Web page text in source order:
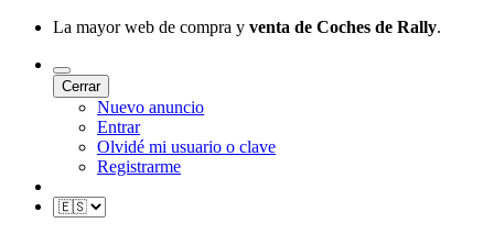
La mayor web de compra y venta de Coches de Rally.
Cerrar
Nuevo anuncio
Entrar
Olvidé mi usuario o clave
Registrarme